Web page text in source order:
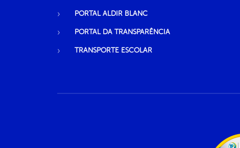
PORTAL ALDIR BLANC
PORTAL DA TRANSPARÊNCIA
TRANSPORTE ESCOLAR